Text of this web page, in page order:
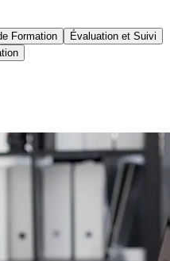
Formation
Évaluation et Suivi